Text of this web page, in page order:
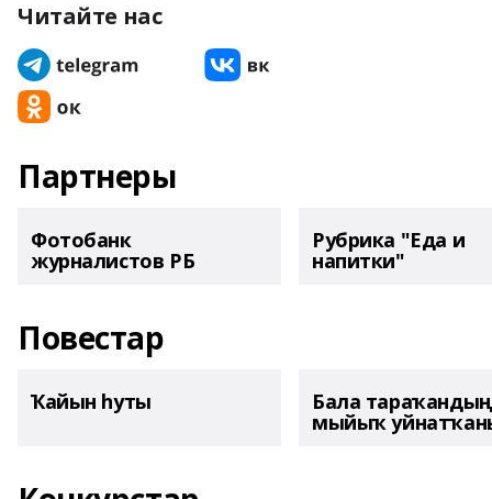
Читайте нас
Партнеры
Фотобанк
журналистов РБ
Рубрика "Еда и
напитки"
Повестар
Ҡайын һуты Бала тараҡандың
мыйыҡ